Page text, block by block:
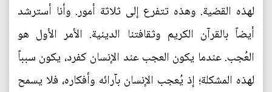
لهذه القضية. وهذه تتفرع إلى ثلاثة أمور. وأنا أسترشد
أيضاً بالقرآن الكريم وثقافتنا الدينية. الأمر الأول هو
العُجب. عندما يكون العجب عند الإنسان كفرد، يكون سبباً
لهذه المشكلة؛ إذ يُعجب الإنسان بآرائه وأفكاره، فلا يسمح